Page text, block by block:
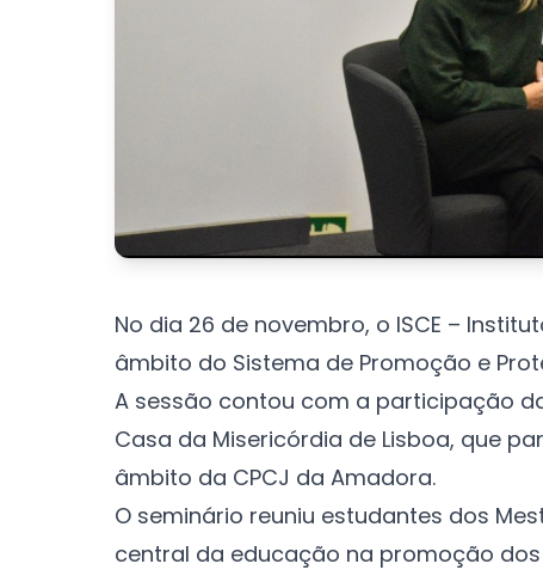
No dia 26 de novembro, o ISCE –
âmbito do Sistema de Promoção e
A sessão contou com a participação
Casa da Misericórdia de Lisboa, que
âmbito da CPCJ da Amadora.
O seminário reuniu estudantes dos
central da educação na promoção